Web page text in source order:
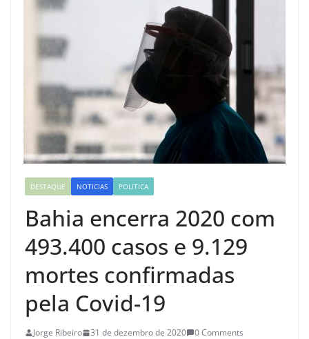
DESTAQUE NOTICIAS POLITICA
Bahia encerra 2020 com
493.400 casos e 9.129
mortes confirmadas
pela Covid-19
Jorge Ribeiro 31 de dezembro de 2020 0 Comments